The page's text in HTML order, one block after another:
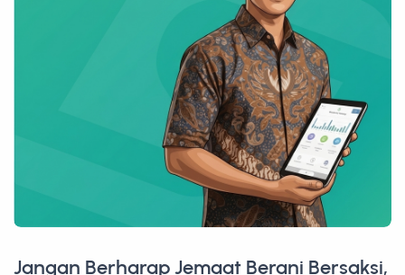
Jangan Berharap Jemaat Berani Bersaksi,